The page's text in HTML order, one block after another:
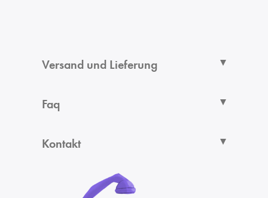
Versand und Lieferung
Faq
Kontakt